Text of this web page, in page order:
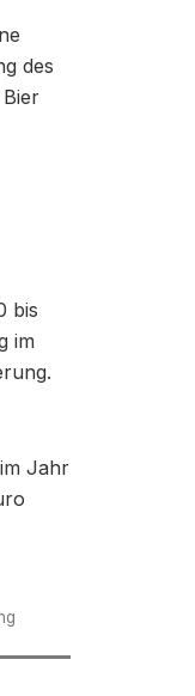
des
bis
im
Jahr